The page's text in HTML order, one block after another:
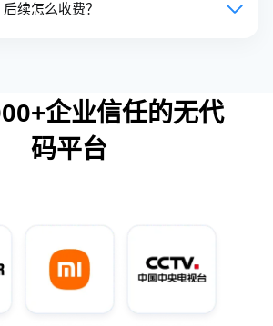
续怎么收费？
企业信任的无代
码平台